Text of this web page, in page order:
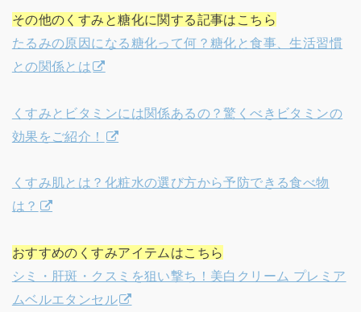
その他のくすみと糖化に関する記事はこちら
たるみの原因になる糖化って何？糖化と食事、生活習慣
との関係とは
くすみとビタミンには関係あるの？驚くべきビタミンの
効果をご紹介！
くすみ肌とは？化粧水の選び方から予防できる食べ物
は？
おすすめのくすみアイテムはこちら
シミ・肝斑・クスミを狙い撃ち！美白クリーム プレミア
ムベルエタンセル